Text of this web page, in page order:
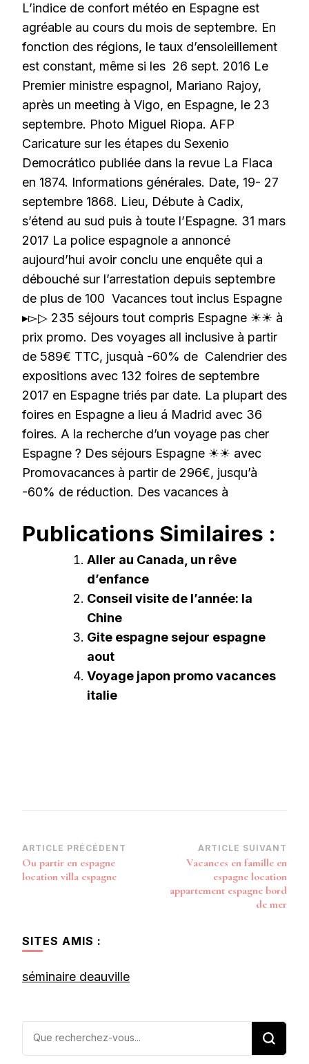
L’indice de confort météo en Espagne est
agréable au cours du mois de septembre. En
fonction des régions, le taux d’ensoleillement
est constant, même si les 26 sept. 2016 Le
Premier ministre espagnol, Mariano Rajoy,
après un meeting à Vigo, en Espagne, le 23
septembre. Photo Miguel Riopa. AFP
Caricature sur les étapes du Sexenio
Democrático publiée dans la revue La Flaca
en 1874. Informations générales. Date, 19- 27
septembre 1868. Lieu, Débute à Cadix,
s’étend au sud puis à toute l’Espagne. 31 mars
2017 La police espagnole a annoncé
aujourd’hui avoir conclu une enquête qui a
débouché sur l’arrestation depuis septembre
de plus de 100 Vacances tout inclus Espagne
▸▻▷ 235 séjours tout compris Espagne ☀☀ à
prix promo. Des voyages all inclusive à partir
de 589€ TTC, jusquà -60% de Calendrier des
expositions avec 132 foires de septembre
2017 en Espagne triés par date. La plupart des
foires en Espagne a lieu á Madrid avec 36
foires. A la recherche d’un voyage pas cher
Espagne ? Des séjours Espagne ☀☀ avec
Promovacances à partir de 296€, jusqu’à
-60% de réduction. Des vacances à
Publications Similaires :
Aller au Canada, un rêve
d’enfance
Conseil visite de l’année: la
Chine
Gite espagne sejour espagne
aout
Voyage japon promo vacances
italie
Navigation
d’article
ARTICLE PRÉCÉDENT
Ou partir en espagne
location villa espagne
ARTICLE SUIVANT
Vacances en famille en
espagne location
appartement espagne bord
de mer
SITES AMIS :
séminaire deauville
Vous